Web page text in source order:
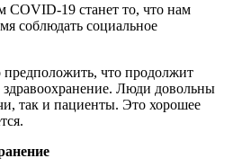
COVID-19 станет то, что нам
соблюдать социальное
что продолжит
здравоохранение. Люди довольны
так и пациенты. Это хорошее